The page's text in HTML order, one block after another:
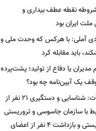
نقطه عطف بیداری و
ایران بود
آملی: با هرکس که وحدت ملی و
باید مقابله کرد
مدیران یا دفاع از تولید؛ پشت‌پرده
یک آیین‌نامه چه بود؟
وزارت اطلاعات: شناسایی و دستگیری ۲۱ نفر از
با سازمان جاسوسی و تروریستی
رژیم صهیونیستی و بازداشت ۴ نفر از اعضای